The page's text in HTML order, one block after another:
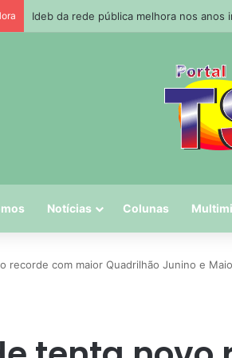
Notícias Colunas
recorde com maior Quadrilhão Junino e